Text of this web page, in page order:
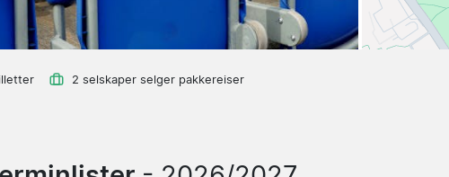
2 selskaper selger pakkereiser